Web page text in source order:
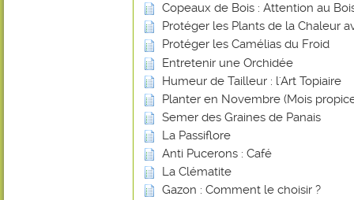
Copeaux de Bois : Attention au
Protéger les Plants de la Chaleur
Protéger les Camélias du Froid
Entretenir une Orchidée
Humeur de Tailleur : l'Art Topiaire
Planter en Novembre (Mois
Semer des Graines de Panais
La Passiflore
Anti Pucerons : Café
La Clématite
Gazon : Comment le choisir ?